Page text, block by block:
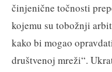
činjenične točnosti
kojemu su tobožnji
kako bi mogao
društvenoj mreži“.